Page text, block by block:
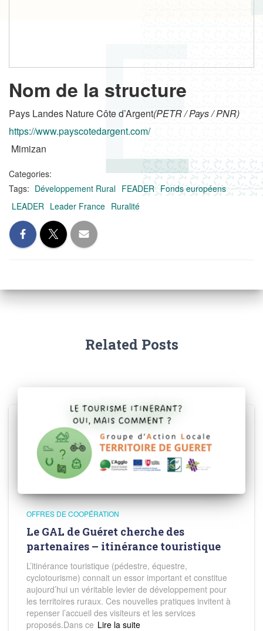
Nom de la structure
Pays Landes Nature Côte d’Argent(PETR / Pays / PNR)
https://www.payscotedargent.com/
Mimizan
Categories:
Tags: Développement Rural FEADER Fonds européens
LEADER Leader France Ruralité
Related Posts
OFFRES DE COOPÉRATION
Le GAL de Guéret cherche des
partenaires – itinérance touristique
L’itinérance touristique (pédestre, équestre,
cyclotourisme) connait un essor important et constitue
aujourd’hui un véritable levier de développement pour
les territoires ruraux. Ces nouvelles pratiques invitent à
repenser l’accueil des visiteurs et les services
proposés.Dans ce Read more